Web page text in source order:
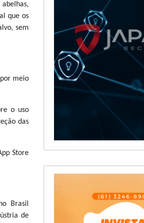
que os
sem
meio
o uso
das
Store
Brasil
de